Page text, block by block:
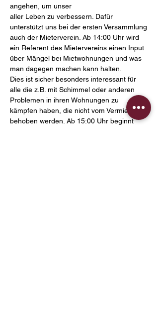
angehen, um unser
aller Leben zu verbessern. Dafür
unterstützt uns bei der ersten Versammlung
auch der Mieterverein. Ab 14:00 Uhr wird
ein Referent des Mietervereins einen Input
über Mängel bei Mietwohnungen und was
man dagegen machen kann halten.
Dies ist sicher besonders interessant für
alle die z.B. mit Schimmel oder anderen
Problemen in ihren Wohnungen zu
kämpfen haben, die nicht vom Vermieter
behoben werden. Ab 15:00 Uhr beginnt